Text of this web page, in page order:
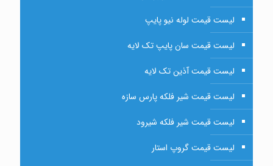
لیست قیمت لوله نیو پایپ
لیست قیمت سان پایپ تک لایه
لیست قیمت آذین تک لایه
لیست قیمت شیر فلکه پارس سازه
لیست قیمت شیر فلکه شیرود
لیست قیمت گروپ استار